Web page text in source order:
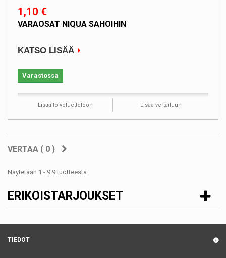
1,10 €
VARAOSAT NIQUA SAHOIHIN
KATSO LISÄÄ
Varastossa
Lisää toiveluetteloon Lisää vertailuun
VERTAA ( 0 )
Näytetään 1 - 9 9 tuotteesta
ERIKOISTARJOUKSET
TIEDOT